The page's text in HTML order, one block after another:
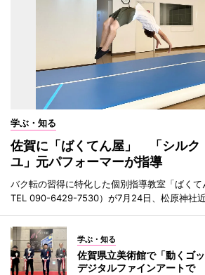
学ぶ・知る
佐賀に「ばくてん屋」 「シルク
ユ」元パフォーマーが指導
バク転の習得に特化した個別指導教室「ばくて
TEL 090-6429-7530）が7月24日、松原神社近
学ぶ・知る
佐賀県立美術館で「動くゴ
デジタルファインアートで